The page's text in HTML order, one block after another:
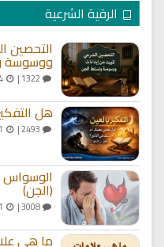
الرقية الشرعية
التحصين
ووسوسة
2026-06-14
هل
(الجن)
3008 |
ما هي